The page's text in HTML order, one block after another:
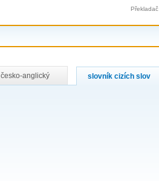
Překladač
česko-anglický slovník cizích slov